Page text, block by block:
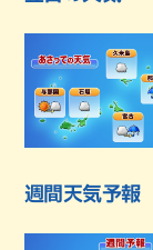
週間天気予報